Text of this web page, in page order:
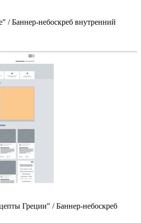
/ Баннер-небоскреб внутренний
Греции" / Баннер-небоскреб